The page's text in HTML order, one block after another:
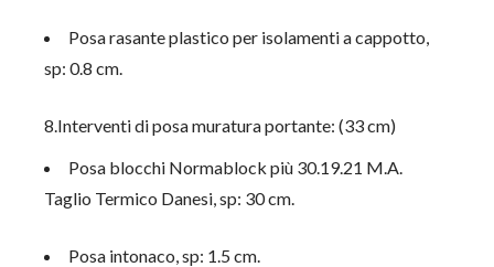
Posa rasante plastico per isolamenti a cappotto,
sp: 0.8 cm.
8.Interventi di posa muratura portante: (33 cm)
Posa blocchi Normablock più 30.19.21 M.A.
Taglio Termico Danesi, sp: 30 cm.
Posa intonaco, sp: 1.5 cm.